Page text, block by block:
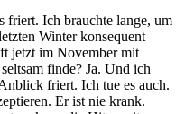
friert. Ich brauchte lange, um
Winter konsequent
jetzt im November mit
finde? Ja. Und ich
friert. Ich tue es auch.
Er ist nie krank.